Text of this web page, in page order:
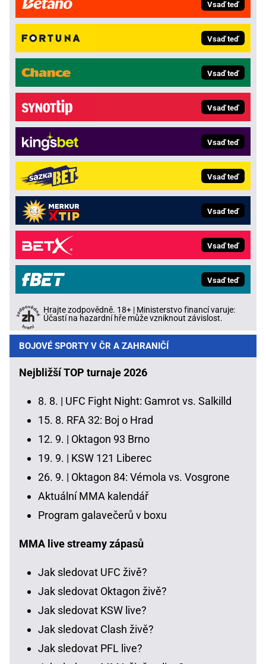
Vsaď teď
Vsaď teď
Vsaď teď
Vsaď teď
Vsaď teď
Vsaď teď
Vsaď teď
Vsaď teď
Vsaď teď
Hrajte zodpovědně. 18+ | Ministerstvo financí varuje:
Účastí na hazardní hře může vzniknout závislost.
BOJOVÉ SPORTY V ČR A ZAHRANIČÍ
Nejbližší TOP turnaje 2026
8. 8. | UFC Fight Night: Gamrot vs. Salkilld
15. 8. RFA 32: Boj o Hrad
12. 9. | Oktagon 93 Brno
19. 9. | KSW 121 Liberec
26. 9. | Oktagon 84: Vémola vs. Vosgrone
Aktuální MMA kalendář
Program galavečerů v boxu
MMA live streamy zápasů
Jak sledovat UFC živě?
Jak sledovat Oktagon živě?
Jak sledovat KSW live?
Jak sledovat Clash živě?
Jak sledovat PFL live?